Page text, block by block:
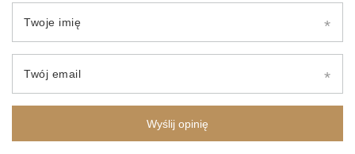
Twoje imię
Twój email
Wyślij opinię